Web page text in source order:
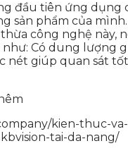
đầu tiên ứng dụng
sản phẩm của
công nghệ này,
Có dung lượng
nét giúp quan sát
kien-thuc-
tai-da-nang/